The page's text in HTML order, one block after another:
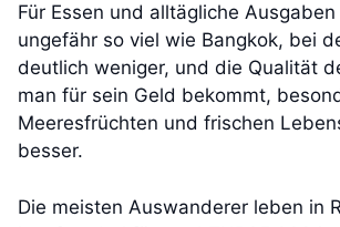
Für Essen und alltägliche
ungefähr so viel wie Bangkok, bei
deutlich weniger, und die Qualität
man für sein Geld bekommt,
Meeresfrüchten und frischen
besser.
Die meisten Auswanderer leben in